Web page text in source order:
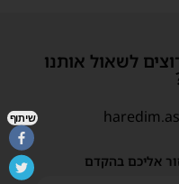
לשאול אותנו
אליכם בהקדם
שיתוף